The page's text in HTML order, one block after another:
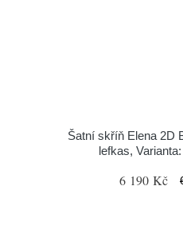
Šatní skříň Elena 2D
lefkas,
6 190 Kč